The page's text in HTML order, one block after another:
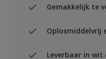
Gemakkelijk te
Oplosmiddelvrij
Leverbaar in wit